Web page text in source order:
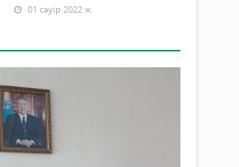
01 сәуір 2022 ж.